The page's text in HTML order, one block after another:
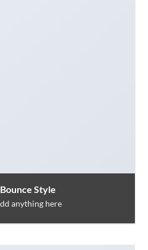
Bounce Style
anything here